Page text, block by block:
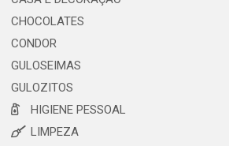
CHOCOLATES
CONDOR
GULOSEIMAS
GULOZITOS
HIGIENE PESSOAL
LIMPEZA